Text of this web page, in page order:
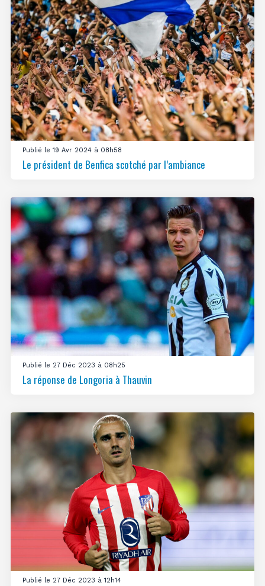
Publié le 19 Avr 2024 à 08h58
Le président de Benfica scotché par l’ambiance
Publié le 27 Déc 2023 à 08h25
La réponse de Longoria à Thauvin
Publié le 27 Déc 2023 à 12h14